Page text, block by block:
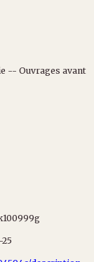
-- Ouvrages avant